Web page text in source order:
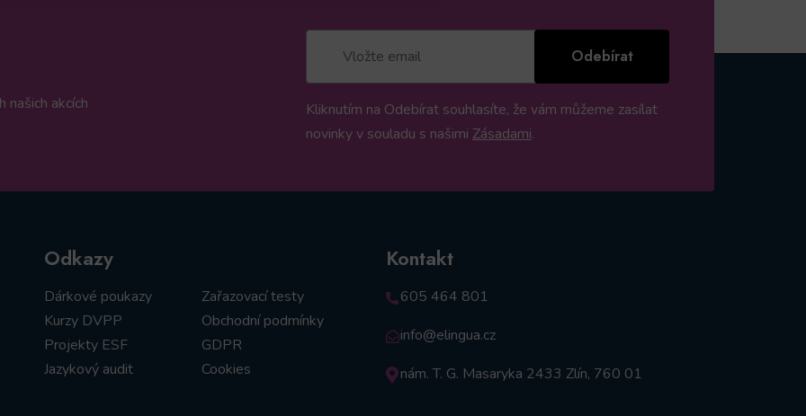
akcích
Odebírat
Kliknutím na Odebírat souhlasíte, že vám můžeme zasílat
novinky v souladu s našimi Zásadami.
Odkazy
Dárkové poukazy
Kurzy DVPP
Projekty ESF
Jazykový audit
Zařazovací testy
Obchodní podmínky
GDPR
Cookies
Kontakt
605 464 801
info@elingua.cz
nám. T. G. Masaryka 2433 Zlín, 760 01